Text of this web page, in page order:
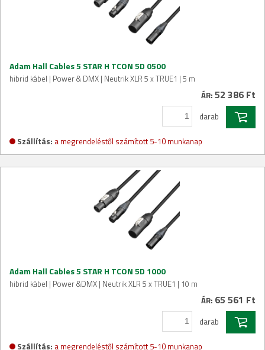
Adam Hall Cables 5 STAR H TCON 5D 0500
hibrid kábel | Power & DMX | Neutrik XLR 5 x TRUE1 | 5 m
ÁR: 52 386 Ft
darab
Szállítás: a megrendeléstől számított 5-10 munkanap
Adam Hall Cables 5 STAR H TCON 5D 1000
hibrid kábel | Power &DMX | Neutrik XLR 5 x TRUE1 | 10 m
ÁR: 65 561 Ft
darab
Szállítás: a megrendeléstől számított 5-10 munkanap